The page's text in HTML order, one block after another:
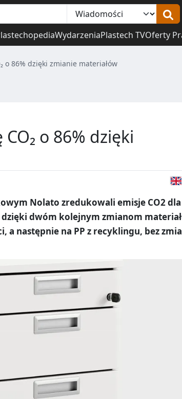
WydarzeniaPlastech TVOferty
o 86% dzięki zmianie materiałów
o 86% dzięki
Nolato zredukowali emisje CO2 dla
dwóm kolejnym zmianom
a następnie na PP z recyklingu, bez